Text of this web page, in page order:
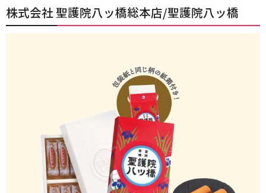
株式会社 聖護院八ッ橋総本店/聖護院八ッ橋